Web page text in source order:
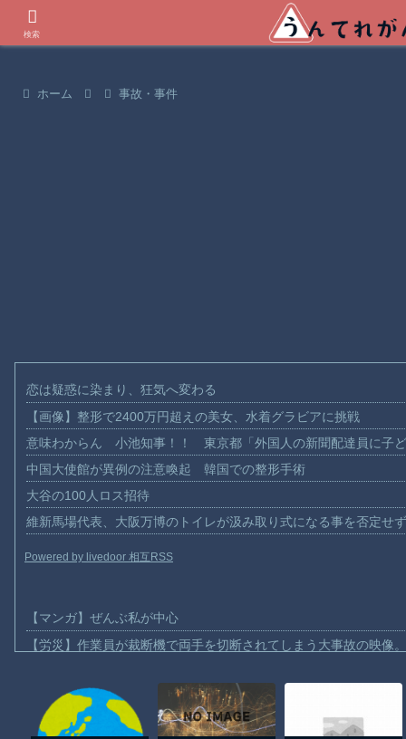
ホーム 事故・事件
恋は疑惑に染まり、狂気へ変わる
【画像】整形で2400万円超えの美女、水着グラビアに挑戦
意味わからん 小池知事！！ 東京都「外国人の新聞配達員に子
中国大使館が異例の注意喚起 韓国での整形手術
大谷の100人ロス招待
維新馬場代表、大阪万博のトイレが汲み取り式になる事を否定せ
Powered by livedoor 相互RSS
【マンガ】ぜんぶ私が中心
【労災】作業員が裁断機で両手を切断されてしまう大事故の映像
【動画】女子アナ「流しそうめん初体験します！ズズッズッ…
【動画】迎撃ミサイルを避けながら船舶にドローンを突撃させる
検索